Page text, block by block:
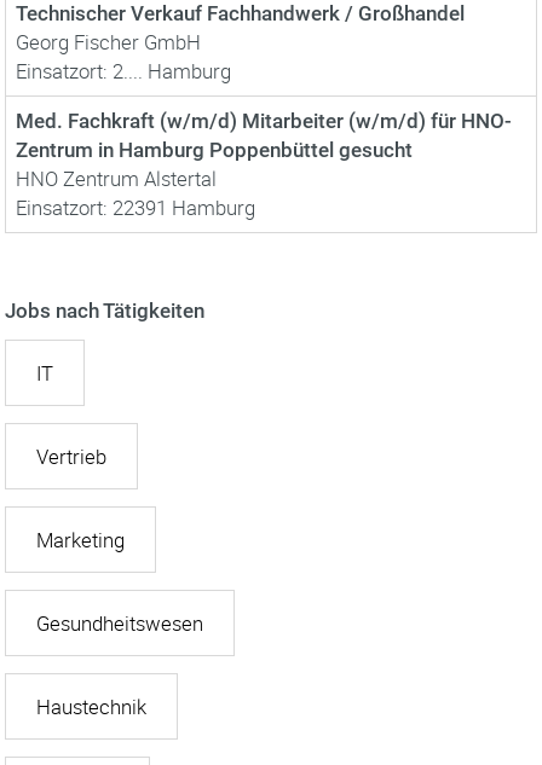
Technischer Verkauf Fachhandwerk / Großhandel
Georg Fischer GmbH
Einsatzort: 2.... Hamburg
Med. Fachkraft (w/m/d) Mitarbeiter (w/m/d) für HNO-
Zentrum in Hamburg Poppenbüttel gesucht
HNO Zentrum Alstertal
Einsatzort: 22391 Hamburg
Jobs nach Tätigkeiten
IT
Vertrieb
Marketing
Gesundheitswesen
Haustechnik